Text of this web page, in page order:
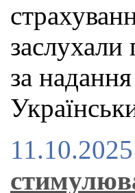
заслухали
за
11.10.2025